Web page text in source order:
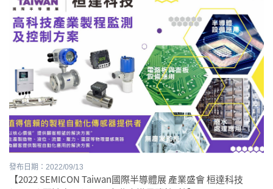
發布日期：2022/09/13
【2022 SEMICON Taiwan國際半導體展 產業盛會 桓達科技